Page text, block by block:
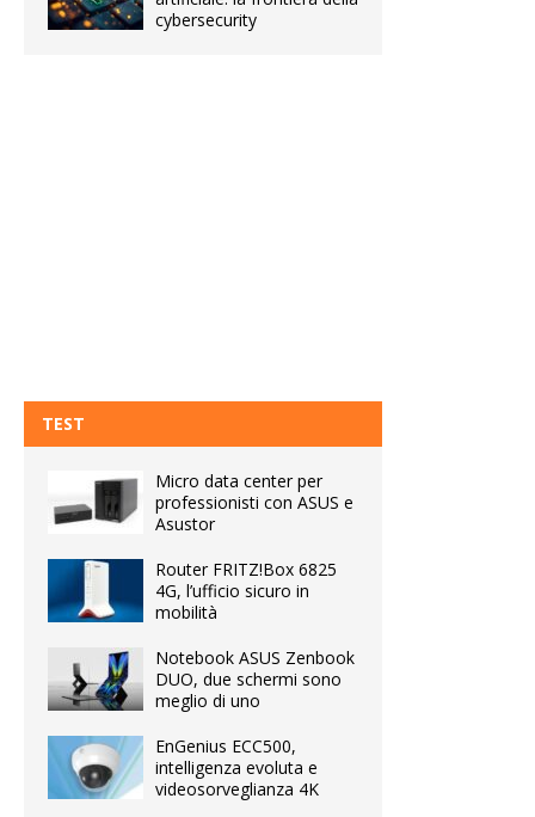
cybersecurity
TEST
Micro data center per
professionisti con ASUS e
Asustor
Router FRITZ!Box 6825
4G, l’ufficio sicuro in
mobilità
Notebook ASUS Zenbook
DUO, due schermi sono
meglio di uno
EnGenius ECC500,
intelligenza evoluta e
videosorveglianza 4K